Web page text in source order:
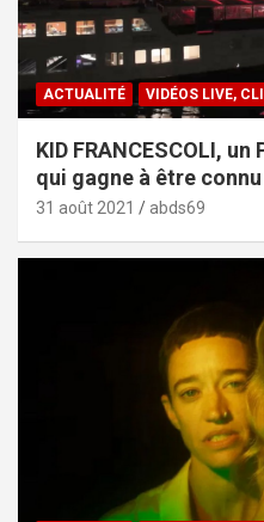
ACTUALITÉ VIDÉOS LIVE,
KID FRANCESCOLI,
qui gagne à être connu
31 août 2021 abds69